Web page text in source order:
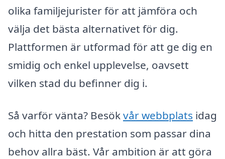
olika familjejurister för att jämföra och
välja det bästa alternativet för dig.
Plattformen är utformad för att ge dig en
smidig och enkel upplevelse, oavsett
vilken stad du befinner dig i.
Så varför vänta? Besökvår webbplats idag
och hitta den prestation som passar dina
behov allra bäst. Vår ambition är att göra